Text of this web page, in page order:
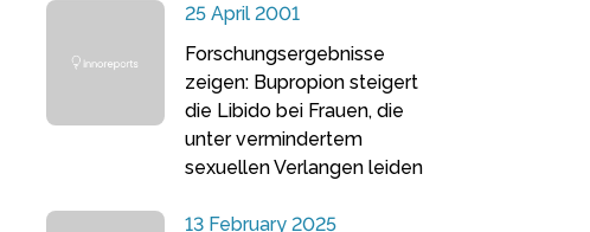
25 April 2001
Forschungsergebnisse
zeigen: Bupropion steigert
die Libido bei Frauen, die
unter vermindertem
sexuellen Verlangen leiden
13 February 2025